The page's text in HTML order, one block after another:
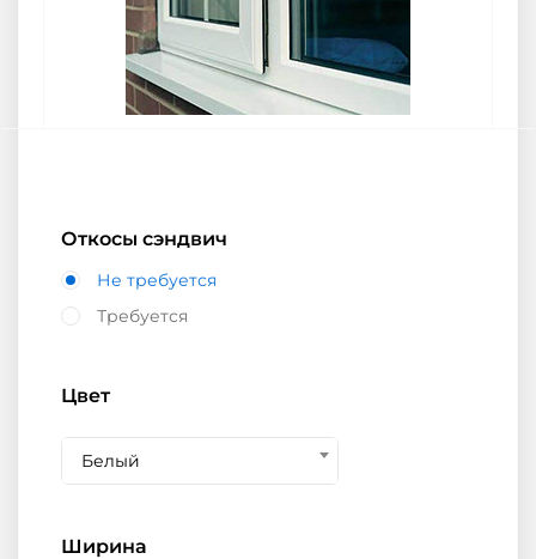
Откосы сэндвич
Не требуется
Требуется
Цвет
Белый
Ширина